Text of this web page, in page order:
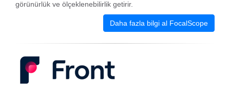
görünürlük ve ölçeklenebilirlik getirir.
Daha fazla bilgi al FocalScope